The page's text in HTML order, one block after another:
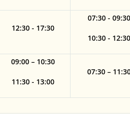
12:30 - 17:30
07:30 - 09:30
10:30 - 12:30
09:00 – 10:30
11:30 - 13:00
07:30 –